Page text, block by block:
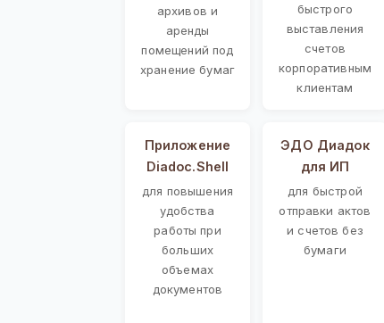
архивов и
аренды
помещений под
хранение бумаг
быстрого
выставления
счетов
корпоративным
клиентам
Приложение
Diadoc.Shell
для повышения
удобства
работы при
больших
объемах
документов
ЭДО Диадок
для ИП
для быстрой
отправки актов
и счетов без
бумаги